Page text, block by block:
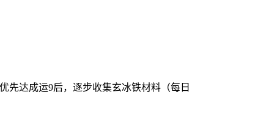
先达成运9后，逐步收集玄冰铁材料（每日